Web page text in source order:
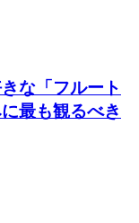
な「フルート
最も観るべき